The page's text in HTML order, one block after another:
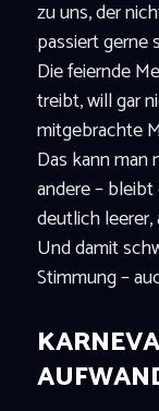
zu uns, der
passiert gerne
Die feiernde
treibt, will gar
mitgebrachte
Das kann man
andere –
deutlich leerer,
Und damit
Stimmung –